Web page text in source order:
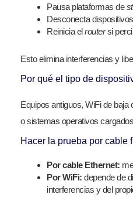
Pausa plataformas de
Desconecta
Reinicia elroutersi
Esto elimina interferencias y
Por qué el tipo de
Equipos antiguos, WiFi de
o sistemas operativos
Hacer la prueba por cable
Por cable Ethernet:
Por WiFi: depende de
interferencias y del